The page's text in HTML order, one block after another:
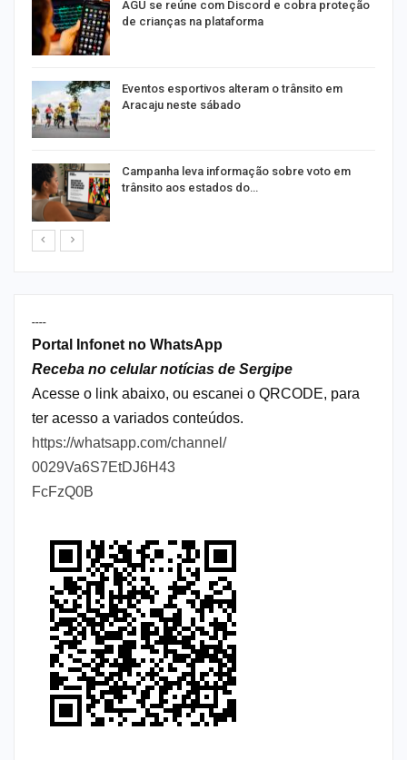
AGU se reúne com Discord e cobra proteção
de crianças na plataforma
Eventos esportivos alteram o trânsito em
Aracaju neste sábado
Campanha leva informação sobre voto em
trânsito aos estados do…
----
Portal Infonet no WhatsApp
Receba no celular notícias de Sergipe
Acesse o link abaixo, ou escanei o QRCODE, para
ter acesso a variados conteúdos.
https://whatsapp.com/channel/
0029Va6S7EtDJ6H43
FcFzQ0B